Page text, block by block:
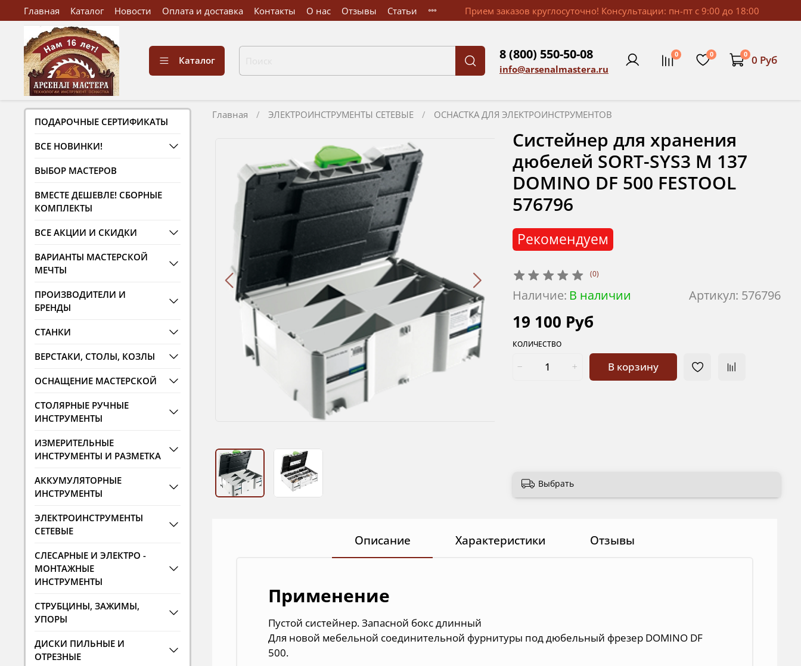
Главная Каталог Новости Оплата и доставка Контакты О нас Отзывы Статьи Прием заказов круглосуточно! Консультации: пн-пт с 9:00 до 18:00
Каталог 8 (800) 550-50-08
info@arsenalmastera.ru
0 0 0 0 Руб
Главная ЭЛЕКТРОИНСТРУМЕНТЫ СЕТЕВЫЕ ОСНАСТКА ДЛЯ ЭЛЕКТРОИНСТРУМЕНТОВ
(0)
Артикул: 576796
Наличие: В наличии
Рекомендуем
Систейнер для хранения
дюбелей SORT-SYS3 M 137
DOMINO DF 500 FESTOOL
576796
19 100 Руб
КОЛИЧЕСТВО
В корзину
Выбрать
Описание Характеристики Отзывы
Применение
Пустой систейнер.Запасной бокс длинный
Для новой мебельной соединительной фурнитуры под дюбельный фрезер DOMINO DF
500.
ПОДАРОЧНЫЕ СЕРТИФИКАТЫ
ВСЕ НОВИНКИ!
ВЫБОР МАСТЕРОВ
ВМЕСТЕ ДЕШЕВЛЕ! СБОРНЫЕ
КОМПЛЕКТЫ
ВСЕ АКЦИИ И СКИДКИ
ВАРИАНТЫ МАСТЕРСКОЙ
МЕЧТЫ
ПРОИЗВОДИТЕЛИ И
БРЕНДЫ
СТАНКИ
ВЕРСТАКИ, СТОЛЫ, КОЗЛЫ
ОСНАЩЕНИЕ МАСТЕРСКОЙ
СТОЛЯРНЫЕ РУЧНЫЕ
ИНСТРУМЕНТЫ
ИЗМЕРИТЕЛЬНЫЕ
ИНСТРУМЕНТЫ И РАЗМЕТКА
АККУМУЛЯТОРНЫЕ
ИНСТРУМЕНТЫ
ЭЛЕКТРОИНСТРУМЕНТЫ
СЕТЕВЫЕ
СЛЕСАРНЫЕ И ЭЛЕКТРО -
МОНТАЖНЫЕ
ИНСТРУМЕНТЫ
СТРУБЦИНЫ, ЗАЖИМЫ,
УПОРЫ
ДИСКИ ПИЛЬНЫЕ И
ОТРЕЗНЫЕ